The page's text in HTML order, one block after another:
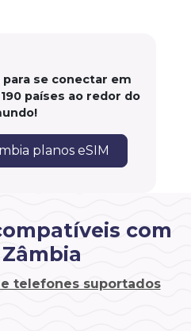
para se conectar em
países ao redor do
planos eSIM
com
telefones suportados